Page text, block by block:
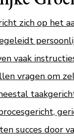
zich op het
vaak
vragen om
succes door